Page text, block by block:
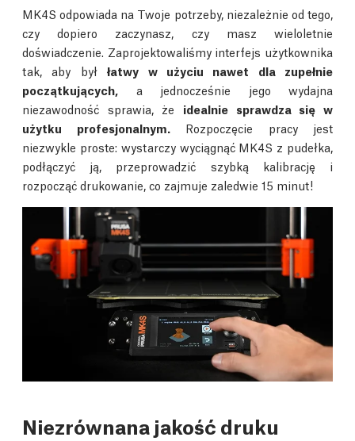
MK4S odpowiada na Twoje potrzeby, niezależnie od tego,
czy dopiero zaczynasz, czy masz wieloletnie
doświadczenie. Zaprojektowaliśmy interfejs użytkownika
tak, aby byłłatwy w użyciu nawet dla zupełnie
początkujących, a jednocześnie jego wydajna
niezawodność sprawia, że idealnie sprawdza się w
użytku profesjonalnym.Rozpoczęcie pracy jest
niezwykle proste: wystarczy wyciągnąć MK4S z pudełka,
podłączyć ją, przeprowadzić szybką kalibrację i
rozpocząć drukowanie, co zajmuje zaledwie 15 minut!
Niezrównana jakość druku